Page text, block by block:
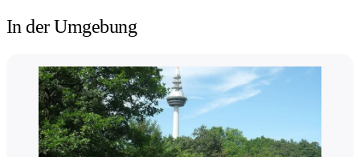
In der Umgebung